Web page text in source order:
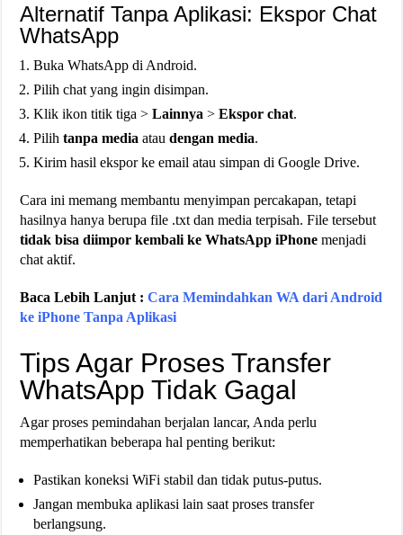
Alternatif Tanpa Aplikasi: Ekspor Chat
WhatsApp
Buka WhatsApp di Android.
Pilih chat yang ingin disimpan.
Klik ikon titik tiga >Lainnya >Ekspor chat.
Pilihtanpa media ataudengan media.
Kirim hasil ekspor ke email atau simpan di Google Drive.
Cara ini memang membantu menyimpan percakapan, tetapi
hasilnya hanya berupa file .txt dan media terpisah. File tersebut
tidak bisa diimpor kembali ke WhatsApp iPhone menjadi
chat aktif.
Baca Lebih Lanjut :Cara Memindahkan WA dari Android
ke iPhone Tanpa Aplikasi
Tips Agar Proses Transfer
WhatsApp Tidak Gagal
Agar proses pemindahan berjalan lancar, Anda perlu
memperhatikan beberapa hal penting berikut:
Pastikan koneksi WiFi stabil dan tidak putus-putus.
Jangan membuka aplikasi lain saat proses transfer
berlangsung.